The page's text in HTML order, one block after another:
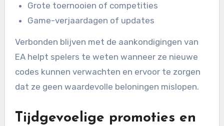
Grote toernooien of competities
Game-verjaardagen of updates
Verbonden blijven met de aankondigingen van
EA helpt spelers te weten wanneer ze nieuwe
codes kunnen verwachten en ervoor te zorgen
dat ze geen waardevolle beloningen mislopen.
Tijdgevoelige promoties en